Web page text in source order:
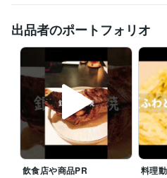
ライフスタイル・その他 / カウンセ
職歴
病院 2016年3月 ~ 現在
タウンドクター株式会社 2022年
個人事業 2022年3月 ~ 現在
受賞歴
管理栄養士の時間の使い方: ストレ
スを整える 90%ストレス軽減法 会
の黄金律 毎日が楽になる！ 管理栄
ンママ　離乳食づくりをラクにする
身　小松菜×油揚げで骨活ふりかけ
出品者のポートフォリオ
飲食店や商品PR 料理